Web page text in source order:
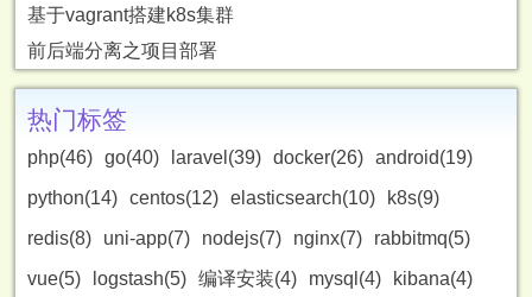
基于vagrant搭建k8s集群
前后端分离之项目部署
热门标签
php(46) go(40) laravel(39) docker(26) android(19)
python(14) centos(12) elasticsearch(10)
k8s(9)
redis(8)
uni-app(7) nodejs(7) nginx(7)
rabbitmq(5)
vue(5)
logstash(5) 编译安装(4) mysql(4)
kibana(4)